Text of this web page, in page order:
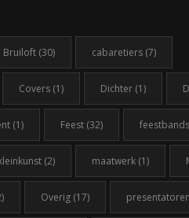
Bruiloft (30) cabaretiers (7)
Covers (1) Dichter (1)
(1) Feest (32) feestbands
(2) maatwerk (1)
Overig (17) presentatoren